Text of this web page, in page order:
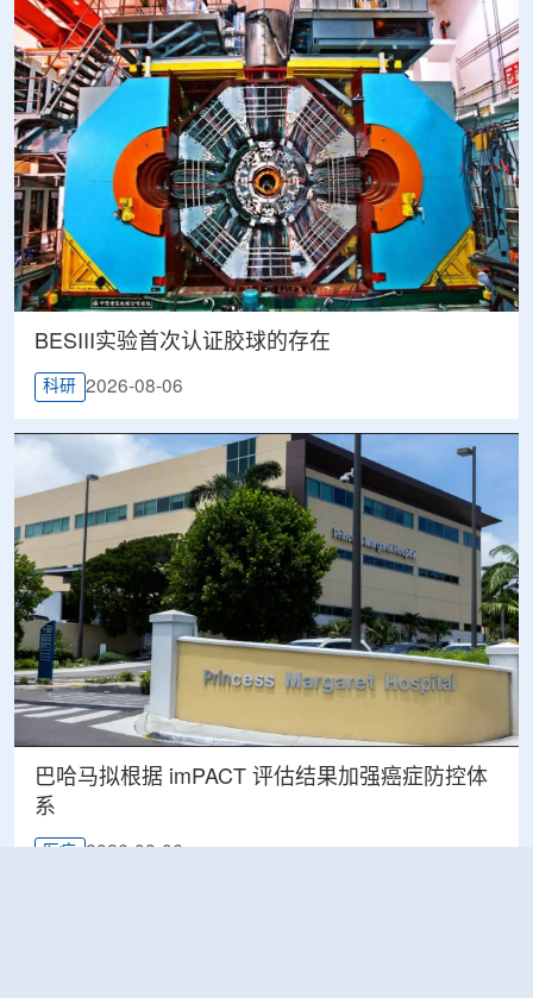
BESIII实验首次认证胶球的存在
科研 2026-08-06
巴哈马拟根据 imPACT 评估结果加强癌症防控体
系
医疗 2026-08-06